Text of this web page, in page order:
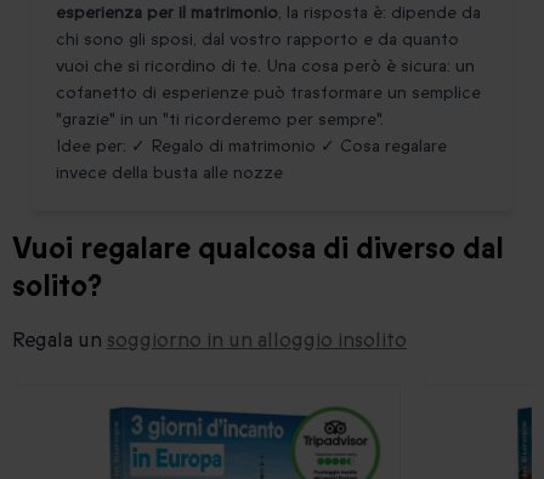
esperienza per il matrimonio, la risposta è: dipende da
chi sono gli sposi, dal vostro rapporto e da quanto
vuoi che si ricordino di te. Una cosa però è sicura: un
cofanetto di esperienze può trasformare un semplice
"grazie" in un "ti ricorderemo per sempre".
Idee per: ✓ Regalo di matrimonio ✓ Cosa regalare
invece della busta alle nozze
Vuoi regalare qualcosa di diverso dal
solito?
Regala un soggiorno in un alloggio insolito